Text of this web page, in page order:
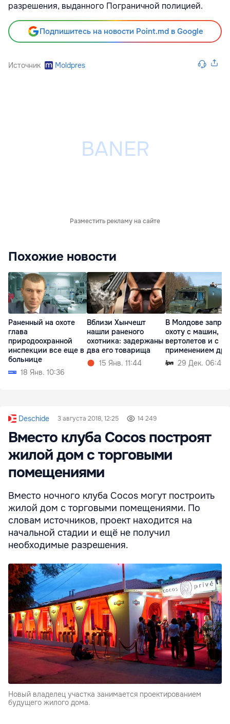
разрешения, выданного Пограничной полицией.
Подпишитесь на новости Point.md в Google
Источник Moldpres
Разместить рекламу на сайте
Похожие новости
Раненный на охоте
глава
природоохранной
инспекции все еще в
больнице
18 Янв. 10:36
Вблизи Хынчешт
нашли раненого
охотника: задержаны
два его товарища
15 Янв. 11:44
В Молдове
охоту с машин,
вертолетов и с
применением
29 Дек. 06:40
Deschide 3 августа 2018, 12:25 14 249
Вместо клуба Cocos построят
жилой дом с торговыми
помещениями
Вместо ночного клуба Cocos могут построить
жилой дом с торговыми помещениями. По
словам источников, проект находится на
начальной стадии и ещё не получил
необходимые разрешения.
Новый владелец участка занимается проектированием
будущего жилого дома.